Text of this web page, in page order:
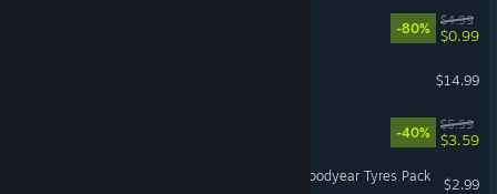
-80%
$4.99
$0.99
$14.99
-40%
$5.99
$3.59
Euro Truck Simulator 2 - Goodyear Tyres Pack
$2.99